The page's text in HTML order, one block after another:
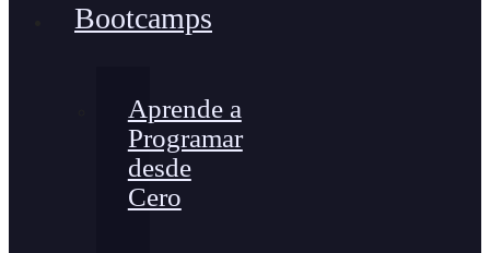
Bootcamps
Aprende a
Programar
desde
Cero